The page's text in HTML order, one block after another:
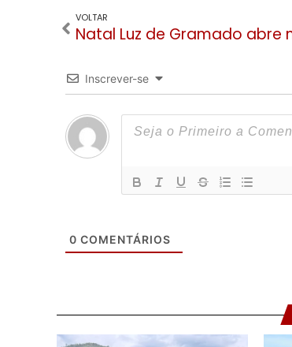
VOLTAR
Inscrever-se
0 COMENTÁRIOS